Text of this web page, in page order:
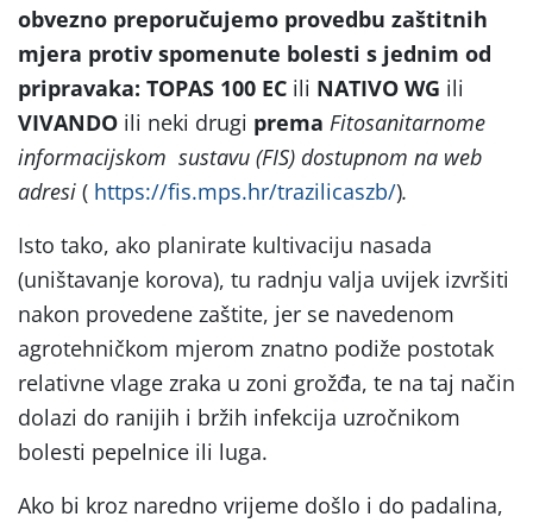
obvezno preporučujemo provedbu zaštitnih
mjera protiv spomenute bolesti s jednim od
pripravaka: TOPAS 100 EC ili NATIVO WG ili
VIVANDO ili neki drugi prema Fitosanitarnome
informacijskom sustavu (FIS) dostupnom na web
adresi ( https://fis.mps.hr/trazilicaszb/).
Isto tako, ako planirate kultivaciju nasada
(uništavanje korova), tu radnju valja uvijek izvršiti
nakon provedene zaštite, jer se navedenom
agrotehničkom mjerom znatno podiže postotak
relativne vlage zraka u zoni grožđa, te na taj način
dolazi do ranijih i bržih infekcija uzročnikom
bolesti pepelnice ili luga.
Ako bi kroz naredno vrijeme došlo i do padalina,